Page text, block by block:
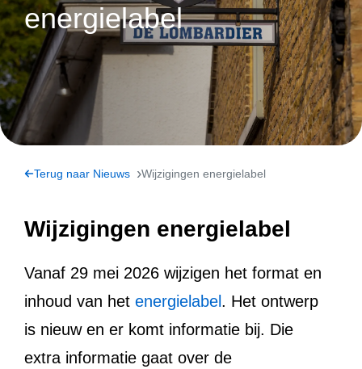
energielabel
Terug naar Nieuws Wijzigingen energielabel
Wijzigingen energielabel
Vanaf 29 mei 2026 wijzigen het format en
inhoud van het energielabel . Het ontwerp
is nieuw en er komt informatie bij. Die
extra informatie gaat over de